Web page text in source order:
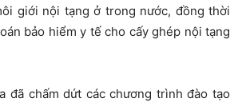
giới nội tạng ở trong nước, đồng thời
bảo hiểm y tế cho cấy ghép nội tạng
đã chấm dứt các chương trình đào tạo